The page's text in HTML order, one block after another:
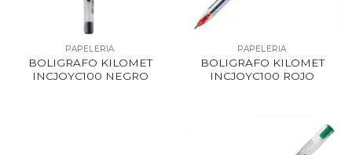
PAPELERIA
BOLIGRAFO KILOMET
INCJOYC100 NEGRO
PAPELERIA
BOLIGRAFO KILOMET
INCJOYC100 ROJO